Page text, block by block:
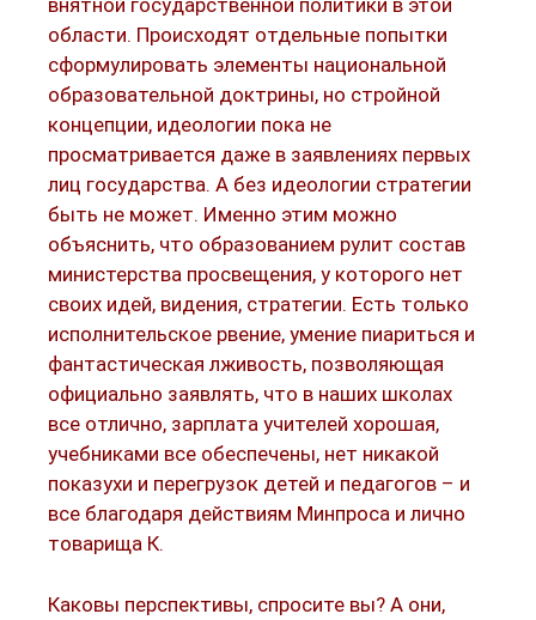
внятной государственной политики в этой
области. Происходят отдельные попытки
сформулировать элементы национальной
образовательной доктрины, но стройной
концепции, идеологии пока не
просматривается даже в заявлениях первых
лиц государства. А без идеологии стратегии
быть не может. Именно этим можно
объяснить, что образованием рулит состав
министерства просвещения, у которого нет
своих идей, видения, стратегии. Есть только
исполнительское рвение, умение пиариться и
фантастическая лживость, позволяющая
официально заявлять, что в наших школах
все отлично, зарплата учителей хорошая,
учебниками все обеспечены, нет никакой
показухи и перегрузок детей и педагогов – и
все благодаря действиям Минпроса и лично
товарища К.
Каковы перспективы, спросите вы? А они,